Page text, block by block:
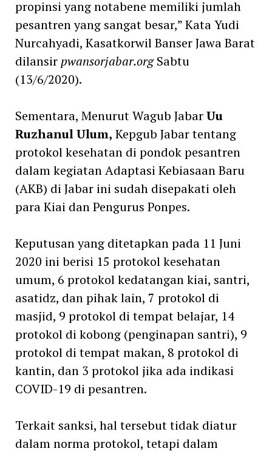
propinsi yang notabene memiliki jumlah
pesantren yang sangat besar,” Kata Yudi
Nurcahyadi, Kasatkorwil Banser Jawa Barat
dilansir pwansorjabar.orgSabtu
(13/6/2020).
Sementara, Menurut Wagub JabarUu
Ruzhanul Ulum, Kepgub Jabar tentang
protokol kesehatan di pondok pesantren
dalam kegiatan Adaptasi Kebiasaan Baru
(AKB) di Jabar ini sudah disepakati oleh
para Kiai dan Pengurus Ponpes.
Keputusan yang ditetapkan pada 11 Juni
2020 ini berisi 15 protokol kesehatan
umum, 6 protokol kedatangan kiai, santri,
asatidz, dan pihak lain, 7 protokol di
masjid, 9 protokol di tempat belajar, 14
protokol di kobong (penginapan santri), 9
protokol di tempat makan, 8 protokol di
kantin, dan 3 protokol jika ada indikasi
COVID-19 di pesantren.
Terkait sanksi, hal tersebut tidak diatur
dalam norma protokol, tetapi dalam